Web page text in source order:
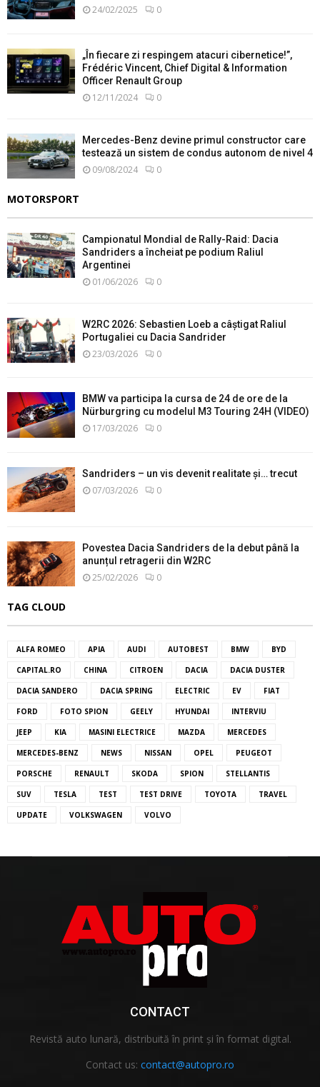
24/02/2025 0
„În fiecare zi respingem atacuri cibernetice!”,
Frédéric Vincent, Chief Digital & Information
Officer Renault Group
12/11/2024 0
Mercedes-Benz devine primul constructor care
testează un sistem de condus autonom de nivel 4
09/08/2024 0
MOTORSPORT
Campionatul Mondial de Rally-Raid: Dacia
Sandriders a încheiat pe podium Raliul
Argentinei
01/06/2026 0
W2RC 2026: Sebastien Loeb a câștigat Raliul
Portugaliei cu Dacia Sandrider
23/03/2026 0
BMW va participa la cursa de 24 de ore de la
Nürburgring cu modelul M3 Touring 24H (VIDEO)
17/03/2026 0
Sandriders – un vis devenit realitate și… trecut
07/03/2026 0
Povestea Dacia Sandriders de la debut până la
anunțul retragerii din W2RC
25/02/2026 0
TAG CLOUD
ALFA ROMEO APIA AUDI AUTOBEST BMW BYD
CAPITAL.RO CHINA CITROEN DACIA DACIA DUSTER
DACIA SANDERO DACIA SPRING ELECTRIC EV FIAT
FORD FOTO SPION GEELY HYUNDAI INTERVIU
JEEP KIA MASINI ELECTRICE MAZDA MERCEDES
MERCEDES-BENZ NEWS NISSAN OPEL PEUGEOT
PORSCHE RENAULT SKODA SPION STELLANTIS
SUV TESLA TEST TEST DRIVE TOYOTA TRAVEL
UPDATE VOLKSWAGEN VOLVO
CONTACT
Revistă auto lunară, distribuită în print și în format digital.
Contact us: contact@autopro.ro